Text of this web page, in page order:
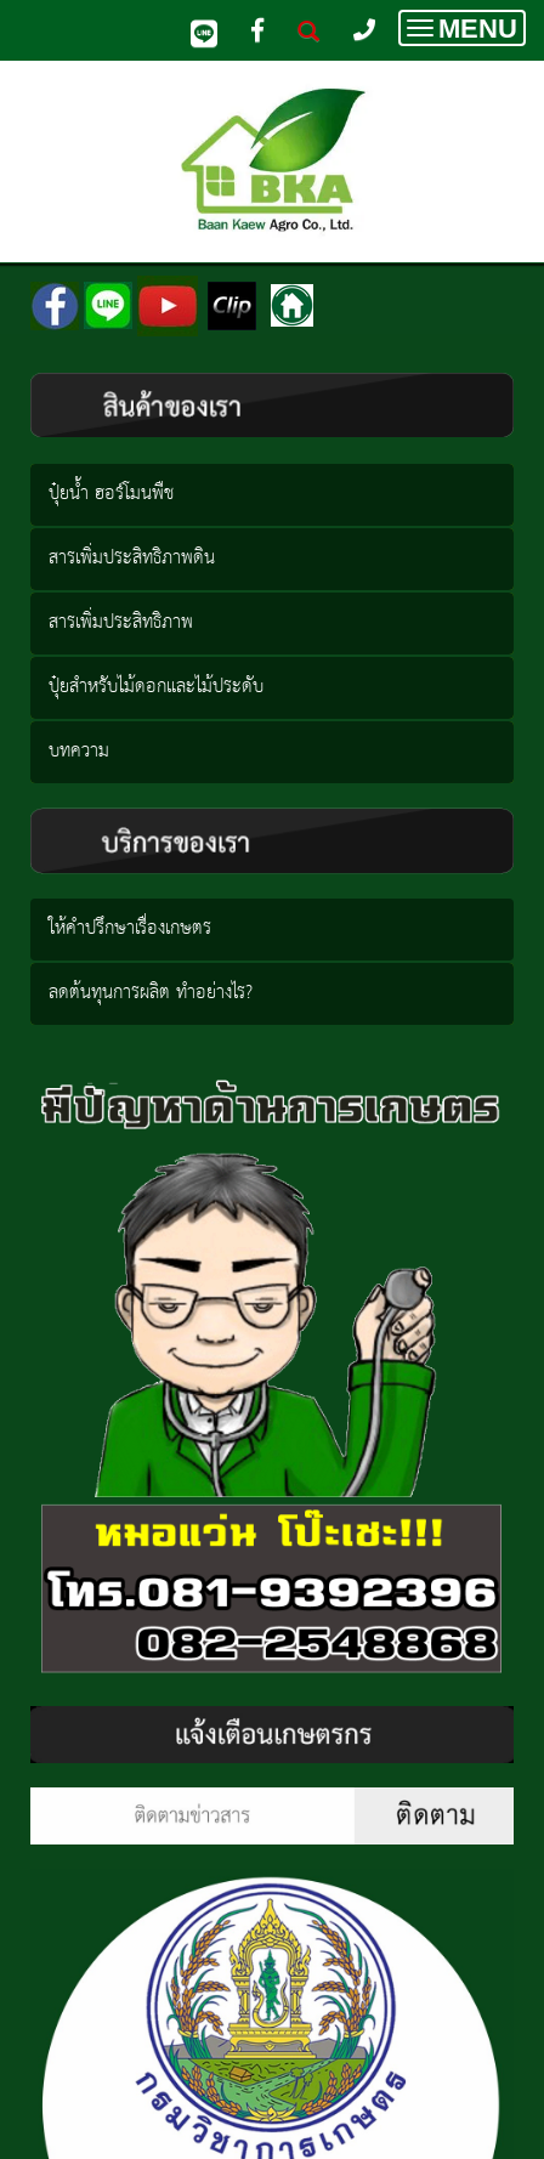
Toggle
MENU
ปุ๋ยน้ำ ฮอร์โมนพืช
สารเพิ่มประสิทธิภาพดิน
สารเพิ่มประสิทธิภาพ
ปุ๋ยสำหรับไม้ดอกและไม้ประดับ
บทความ
ให้คำปรึกษาเรื่องเกษตร
ลดต้นทุนการผลิต ทำอย่างไร?